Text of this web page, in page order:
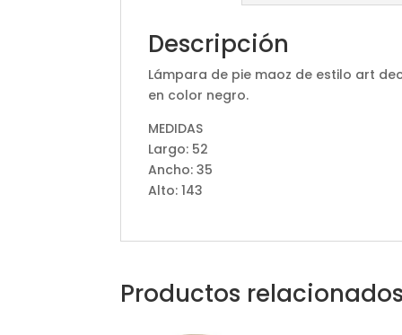
Descripción
Lámpara de pie maoz de estilo art
en color negro.
MEDIDAS
Largo: 52
Ancho: 35
Alto: 143
Productos